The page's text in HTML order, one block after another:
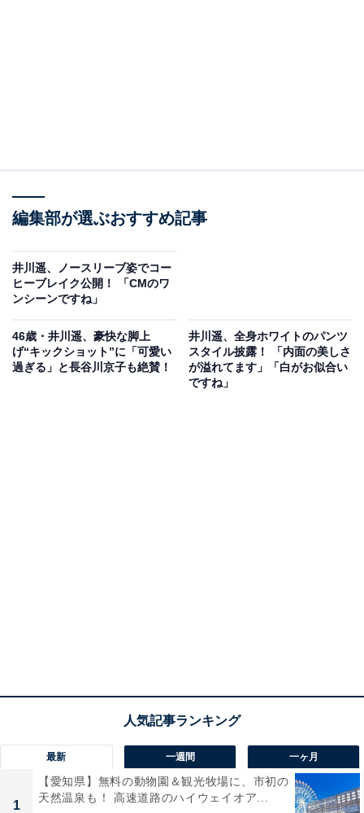
編集部が選ぶおすすめ記事
井川遥、ノースリーブ姿でコー
ヒーブレイク公開！ 「CMのワ
ンシーンですね」
46歳・井川遥、豪快な脚上
げ“キックショット”に「可愛い
過ぎる」と長谷川京子も絶賛！
井川遥、全身ホワイトのパンツ
スタイル披露！ 「内面の美しさ
が溢れてます」「白がお似合い
ですね」
最新 一週間 一ヶ月
1
【愛知県】無料の動物園＆観光牧場に、市初の
天然温泉も！ 高速道路のハイウェイオア...